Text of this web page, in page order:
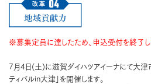
※募集定員に達したため、申込受付を終了し
7月4日(土)に滋賀ダイハツアイーナにて大津
ティバルin大津」を開催します。